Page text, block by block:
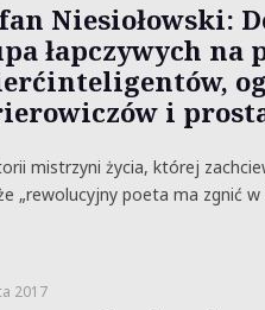
Niesiołowski:
łapczywych na
i
mistrzyni życia, której
„rewolucyjny poeta ma zgnić
2017